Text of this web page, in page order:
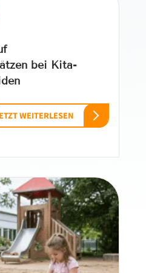
bei Kita-
WEITERLESEN